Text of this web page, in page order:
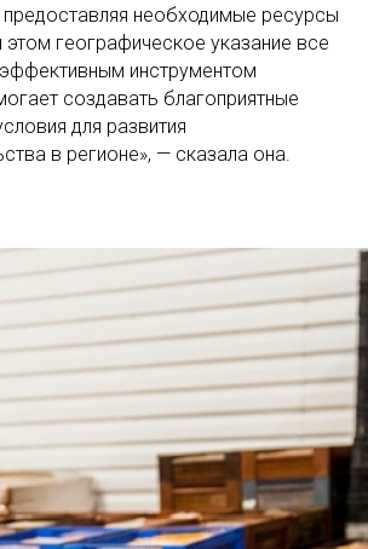
предоставляя необходимые ресурсы
этом географическое указание все
инструментом
создавать благоприятные
для развития
в регионе», — сказала она.